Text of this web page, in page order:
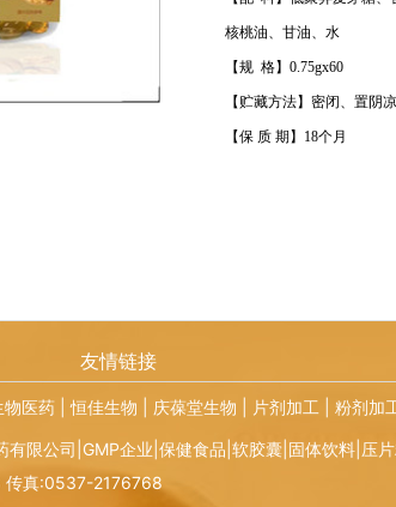
核桃油、甘油、水
【规 格】0.75gx60
【贮藏方法】密闭、置阴
【保 质 期】18个月
友情链接
物医药|恒佳生物 庆葆堂生物 片剂加工 粉剂加
有限公司|GMP企业|保健食品|软胶囊|固体饮料|压
真:0537-2176768